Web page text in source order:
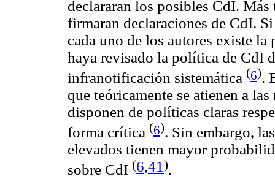
declararan los posibles CdI. Más
firmaran declaraciones de CdI.
cada uno de los autores existe
haya revisado la política de CdI
infranotificación sistemática (6).
que teóricamente se atienen a
disponen de políticas claras
forma crítica (6). Sin embargo,
elevados tienen mayor
sobre CdI (6,41 ).